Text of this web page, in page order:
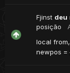
Fjinst deu
posição
local from,
newpos =